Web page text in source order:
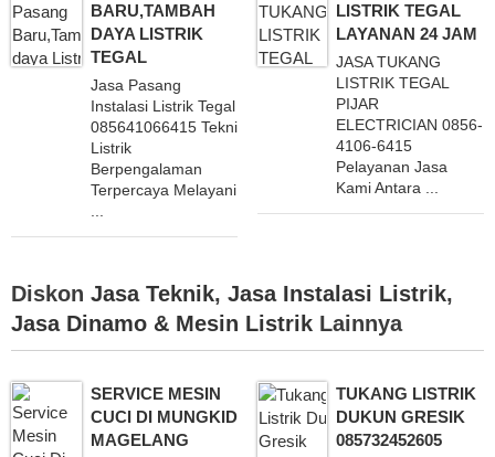
BARU,TAMBAH
DAYA LISTRIK
TEGAL
Jasa Pasang
Instalasi Listrik Tegal
085641066415 Teknisi
Listrik
Berpengalaman
Terpercaya Melayani
LISTRIK TEGAL
LAYANAN 24 JAM
JASA TUKANG
LISTRIK TEGAL
PIJAR
ELECTRICIAN 0856-
4106-6415
Pelayanan Jasa
Kami Antara ...
Diskon Jasa Teknik, Jasa Instalasi Listrik,
Jasa Dinamo & Mesin Listrik Lainnya
SERVICE MESIN
CUCI DI MUNGKID
MAGELANG
TUKANG LISTRIK
DUKUN GRESIK
085732452605